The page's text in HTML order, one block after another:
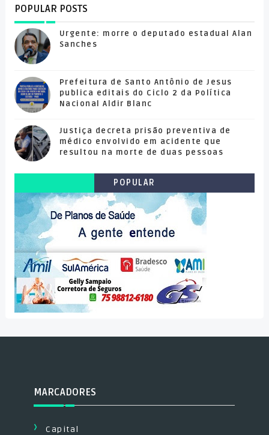
POPULAR POSTS
Urgente: morre o deputado estadual Alan
Sanches
Prefeitura de Santo Antônio de Jesus
publica editais do Ciclo 2 da Política
Nacional Aldir Blanc
Justiça decreta prisão preventiva de
médico envolvido em acidente que
resultou na morte de duas pessoas
POPULAR
MARCADORES
Capital